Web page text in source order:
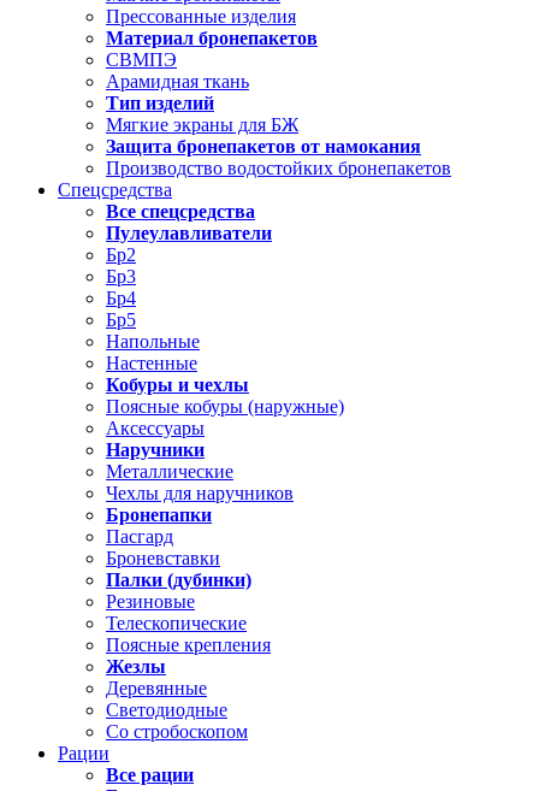
Прессованные изделия
Материал бронепакетов
СВМПЭ
Арамидная ткань
Тип изделий
Мягкие экраны для БЖ
Защита бронепакетов от намокания
Производство водостойких бронепакетов
Спецсредства
Все спецсредства
Пулеулавливатели
Бр2
Бр3
Бр4
Бр5
Напольные
Настенные
Кобуры и чехлы
Поясные кобуры (наружные)
Аксессуары
Наручники
Металлические
Чехлы для наручников
Бронепапки
Пасгард
Броневставки
Палки (дубинки)
Резиновые
Телескопические
Поясные крепления
Жезлы
Деревянные
Светодиодные
Со стробоскопом
Рации
Все рации